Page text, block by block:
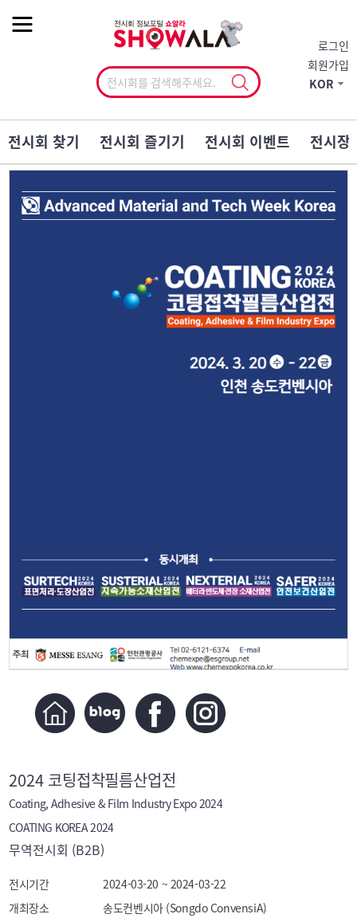
로그인
회원가입
KOR
전시회 찾기 전시회 즐기기 전시회 이벤트 전시장
2024 코팅접착필름산업전
Coating, Adhesive & Film Industry Expo 2024
COATING KOREA 2024
무역전시회 (B2B)
전시기간
2024-03-20 ~ 2024-03-22
개최장소
송도컨벤시아 (Songdo ConvensiA)